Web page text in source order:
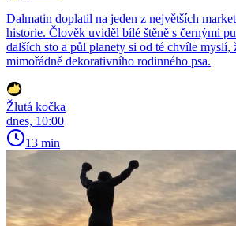
Dalmatin doplatil na jeden z největších
historie. Člověk uviděl bílé štěně s černými
dalších sto a půl planety si od té chvíle myslí,
mimořádně dekorativního rodinného psa.
Žlutá kočka
dnes, 10:00
13 min